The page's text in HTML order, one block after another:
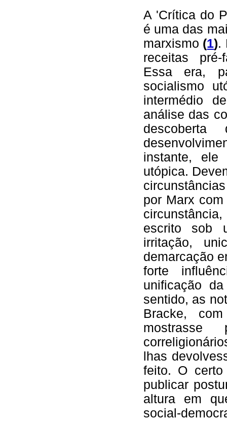
A 'Crítica do
é uma das
marxismo (1).
receitas
Essa era,
socialismo
intermédio
análise das
instante,
utópica.
por Marx
escrito sob
irritação,
demarcação
forte
unificação
sentido, as
Bracke,
mostrasse
lhas
feito. O
publicar
altura em
social-